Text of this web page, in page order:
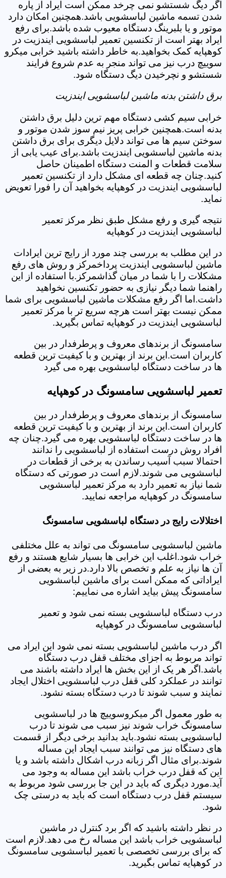
اگر دیگ شستشو نمی چرخد ممکن است ایراد از پاره
شدن تسمه ماشین لباسشویی باشد.همچنین امکان دارد
موتور و یا بلبرینگ دستگاه معیوب شده باشد.برای رفع
ایراد بهتر است از تکنسین تعمیر لباسشویی ایندزیت در
کوهپایه کمک بخواهید.به خاطر داشته باشید خرابی میکرو
سوییچ درب نیز می تواند منجر به عدم شروع فرایند
شستشو و نچرخیدن دیگ دستگاه شود.
برق داشتن بدنه ماشین لباسشویی ایندزیت
خرابی سیم کشی دستگاه مهم ترین دلیل برق داشتن
بدنه است.همچنین خرابی پریز نیم سوز شدن موتور و
سوختن سیم ها می تواند دلایل دیگری برای برق داشتن
بدنه ماشین لباسشویی ایندزیت باشد.برای عیب یابی از
سلامت قطعات و المنت دستگاه اطمینان حاصل
کنید.چنان چه قطعه ای مشکل دارد از تکنسین تعمیر
لباسشویی ایندزیت در کوهپایه بخواهید آن را فورا تعویض
نماید.
نتیجه گیری و رفع مشکل طبق نظر مرکز تعمیر
لباسشویی ایندزیت در کوهپایه
در این مطلب به بررسی چند مورد از رایج ترین ایرادات
ماشین لباسشویی ایندزیت پرداخمرکز و روش های رفع
مشکلات را با شما در میان گذاشمرکز.با استفاده از این
راهنما شما دیگر نیازی به حضور تکنسین نخواهید
داشت.اما اگر رفع مشکلات ماشین لباسشویی برای شما
ممکن نیست بهتر است هرچه سریع تر با مرکز تعمیر
لباسشویی ایندزیت در کوهپایه تماس بگیرید.
سامسونگ از برندهای معروف و پرطرفدار در بین
کاربران است.این برند از بهترین و با کیفیت ترین قطعه
ها در ساخت دستگاه لباسشویی بهره می گیرد
تعمیر لباسشویی سامسونگ در کوهپایه
سامسونگ از برندهای معروف و پرطرفدار در بین
کاربران است.این برند از بهترین و با کیفیت ترین قطعه
ها در ساخت دستگاه لباسشویی بهره می گیرد.چنان چه
افراد روش درست استفاده از لباسشویی را ندانند
احتمالا سبب آسیب رساندن به برخی از قطعات در
لباسشویی می شوند.لازم است در صورتی که دستگاه
شما نیاز به تعمیر دارد به مرکز تعمیر لباسشویی
سامسونگ در کوهپایه مراجعه نمایید.
اختلالات رایج در دستگاه لباسشویی سامسونگ
ماشین لباسشویی سامسونگ می تواند به علل مختلفی
خراب شود.اغلب این خرابی ها بسیار شایع هستند و رفع
آن ها نیاز به علم و تخصص بالا دارد.در زیر به بعضی از
ایراداتی که ممکن است برای ماشین لباسشویی
سامسونگ پیش بیاید اشاره می نماییم:
درب دستگاه لباسشویی بسته نمی شود و تعمیر
لباسشویی سامسونگ در کوهپایه
اگر درب ماشین لباسشویی بسته نمی شود این ایراد می
تواند مربوط به اجزای مختلف قفل درب دستگاه
باشد.اگر هر یک از این بخش ها ایراد داشته باشند می
توانند در عملکرد کلی قفل درب لباسشویی اختلال ایجاد
نمایند و سبب شوند تا درب دستگاه بسته نشود.
به طور معمول اگر میکروسوییچ ها در لباسشویی
سامسونگ خراب شوند نیز سبب می شوند تا درب
لباسشویی بسته نشود.باید بدانید برخی دیگر از قسمت
های دستگاه نیز می توانند سبب ایجاد این مساله
شوند.برای مثال اگر زبانه درب اشکال داشته باشد و یا
این که قفل درب خراب باشد این مساله به وجود می
آید.مورد دیگری که باید در این جا بررسی شود مربوط به
سیستم قفل درب دستگاه است که باید به درستی چک
شود.
در نظر داشته باشید که اگر برد کنترل در ماشین
لباسشویی خراب باشد این مساله رخ می دهد.لازم است
که برای بررسی تخصصی با تعمیر لباسشویی سامسونگ
در کوهپایه تماس بگیرید.